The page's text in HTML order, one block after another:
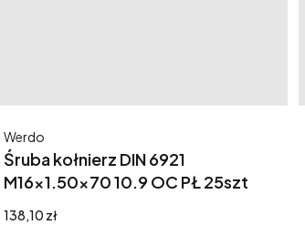
Śruba kołnierz DIN 6921
M16x1.50x70 10.9 OC PŁ 25szt
Producent
Werdo
Cena
138,10 zł